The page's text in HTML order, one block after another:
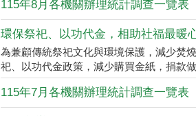
環保祭祀、以功代金，相助社福最暖
為兼顧傳統祭祀文化與環境保護，減少焚
祀、以功代金政策，減少購買金紙，捐款
115年7月各機關辦理統計調查一覽表